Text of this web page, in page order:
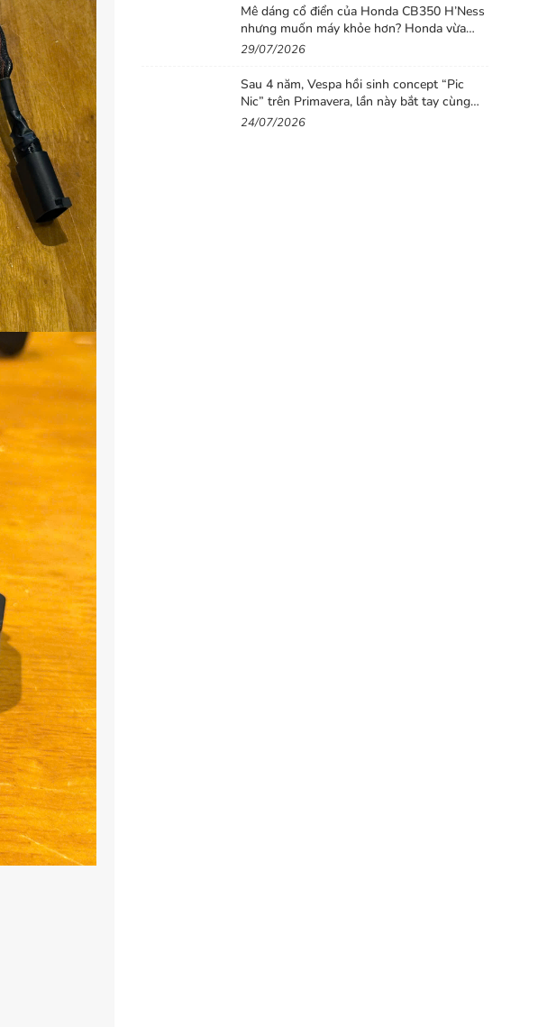
Mê dáng cổ điển của Honda CB350 H’Ness
nhưng muốn máy khỏe hơn? Honda vừa
tung ra lời giải với CB500 mới
29/07/2026
Sau 4 năm, Vespa hồi sinh concept “Pic
Nic” trên Primavera, lần này bắt tay cùng
thương hiệu thời trang Gigi
24/07/2026